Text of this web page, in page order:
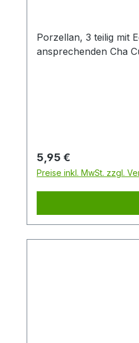
Porzellan, 3 teilig mit
ansprechenden Cha
Regulärer Preis:
5,95 €
Preise inkl. MwSt. zzgl.